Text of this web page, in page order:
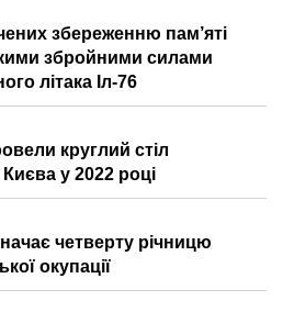
збереженню пам’яті
збройними силами
літака Іл-76
круглий стіл
у 2022 році
четверту річницю
окупації